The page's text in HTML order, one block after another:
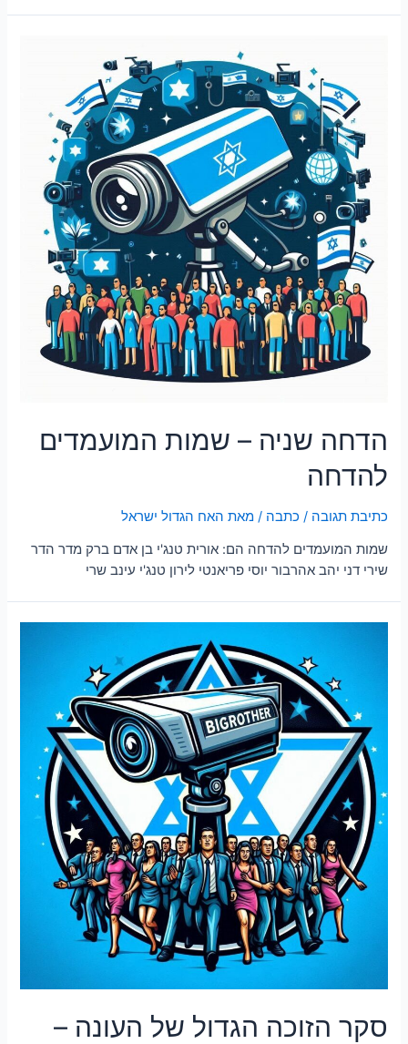
הדחה שניה – שמות המועמדים
להדחה
כתיבת תגובה /כתבה/ מאתהאח הגדול ישראל
שמות המועמדים להדחה הם: אורית טנג'י בן אדם ברק מדר הדר
שירי דני יהב אהרבור יוסי פריאנטי לירון טנג'י עינב שרי
סקר הזוכה הגדול של העונה –